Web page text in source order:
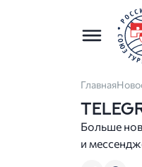
Главная
Больше
и